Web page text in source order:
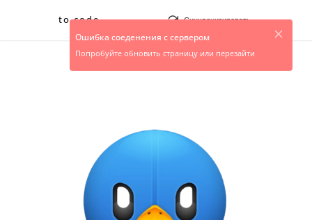
to code Синхронизировать
Ошибка соеденения с сервером
Попробуйте обновить страницу или перезайти